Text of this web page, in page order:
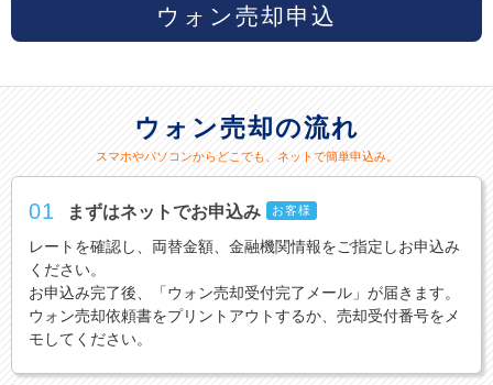
ウォン売却申込
ウォン売却の流れ
スマホやパソコンからどこでも、ネットで簡単申込み。
01 まずはネットでお申込み お客様
レートを確認し、両替金額、金融機関情報をご指定しお申込み
ください。
お申込み完了後、「ウォン売却受付完了メール」が届きます。
ウォン売却依頼書をプリントアウトするか、売却受付番号をメ
モしてください。